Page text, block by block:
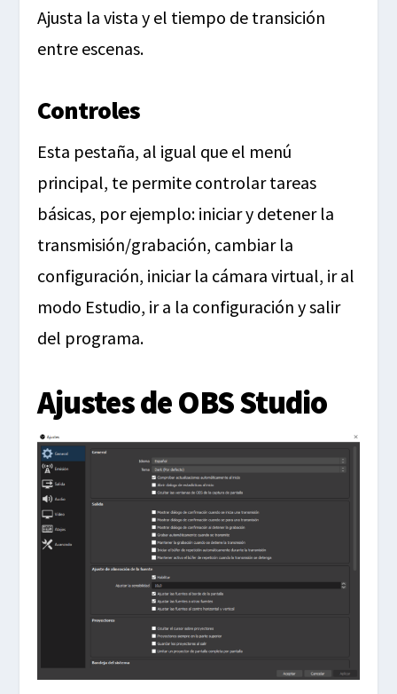
Ajusta la vista y el tiempo de transición
entre escenas.
Controles
Esta pestaña, al igual que el menú
principal, te permite controlar tareas
básicas, por ejemplo: iniciar y detener la
transmisión/grabación, cambiar la
configuración, iniciar la cámara virtual, ir al
modo Estudio, ir a la configuración y salir
del programa.
Ajustes de OBS Studio